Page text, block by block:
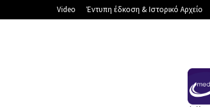
Video Έντυπη έδκοση & Ιστορικό Αρχείο